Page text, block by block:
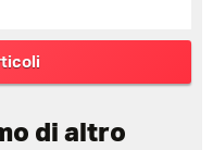
di altro